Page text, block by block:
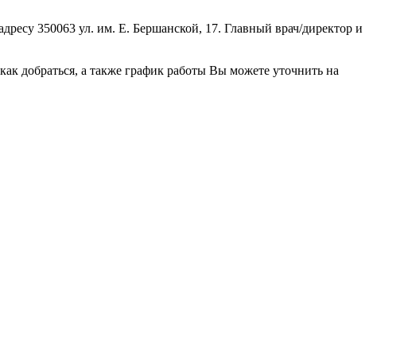
350063 ул. им. Е. Бершанской, 17. Главный врач/директор и
добраться, а также график работы Вы можете уточнить на